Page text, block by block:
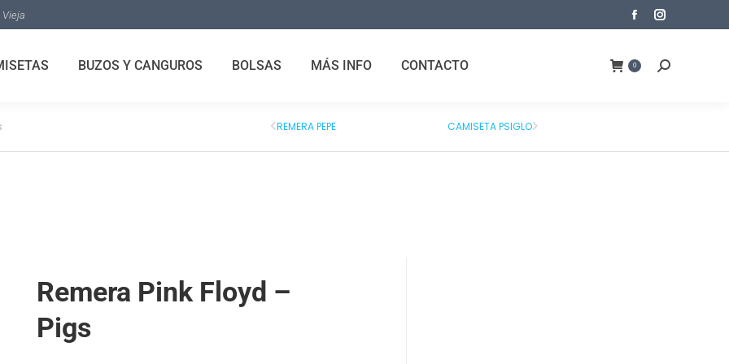
Vieja
BUZOS Y CANGUROS BOLSAS MÁS INFO CONTACTO 0
REMERA PEPE CAMISETA PSIGLO
Remera Pink Floyd –
Pigs